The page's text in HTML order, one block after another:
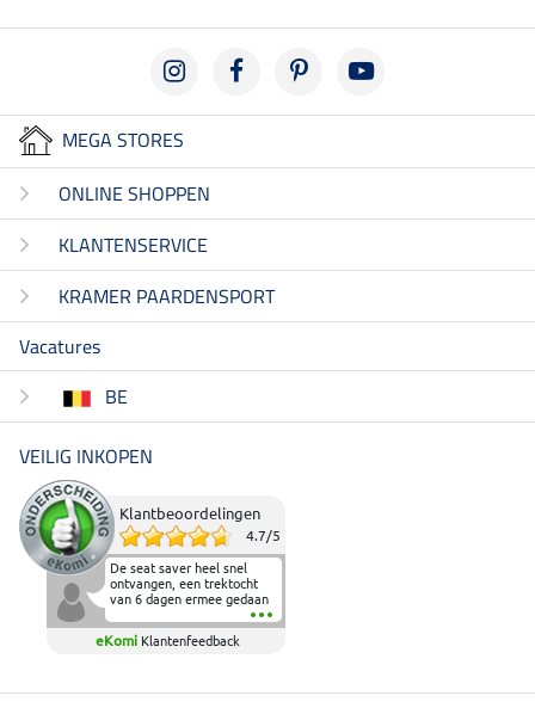
MEGA STORES
ONLINE SHOPPEN
KLANTENSERVICE
KRAMER PAARDENSPORT
Vacatures
BE
VEILIG INKOPEN
Klantbeoordelingen
4.7/5
De seat saver heel snel
ontvangen, een trektocht
van 6 dagen ermee gedaan
en deze heeft de beproeving
fantastisch doorstaan.
Heerlijk zacht om op te
elkaar in het zadel.
eKomi Klantenfeedback